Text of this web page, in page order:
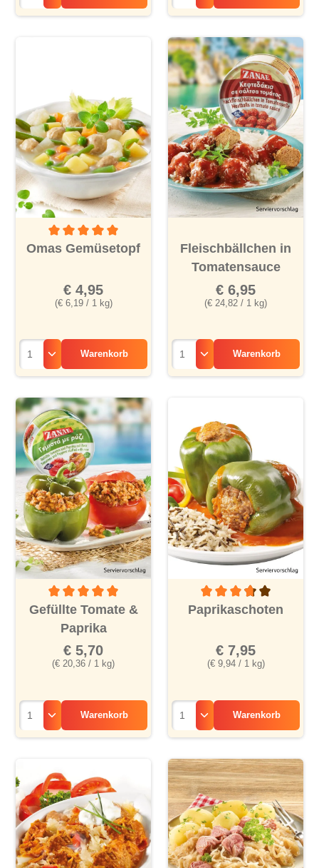
Durchschnittliche Bewertung von 5 von 5 Sternen
Omas Gemüsetopf
(€ 6,19 / 1 kg)
€ 4,95
Warenkorb
Fleischbällchen in
Tomatensauce
(€ 24,82 / 1 kg)
€ 6,95
Warenkorb
Durchschnittliche Bewertung von 5 von 5 Sternen
Gefüllte Tomate &
Paprika
(€ 20,36 / 1 kg)
€ 5,70
Warenkorb
Durchschnittliche
Paprikaschoten
(€ 9,94 / 1 kg)
€ 7,95
Warenkorb